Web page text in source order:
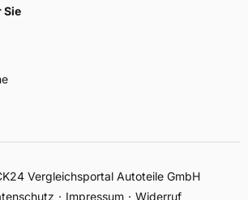
Sie
Vergleichsportal Autoteile GmbH
Impressum Widerruf